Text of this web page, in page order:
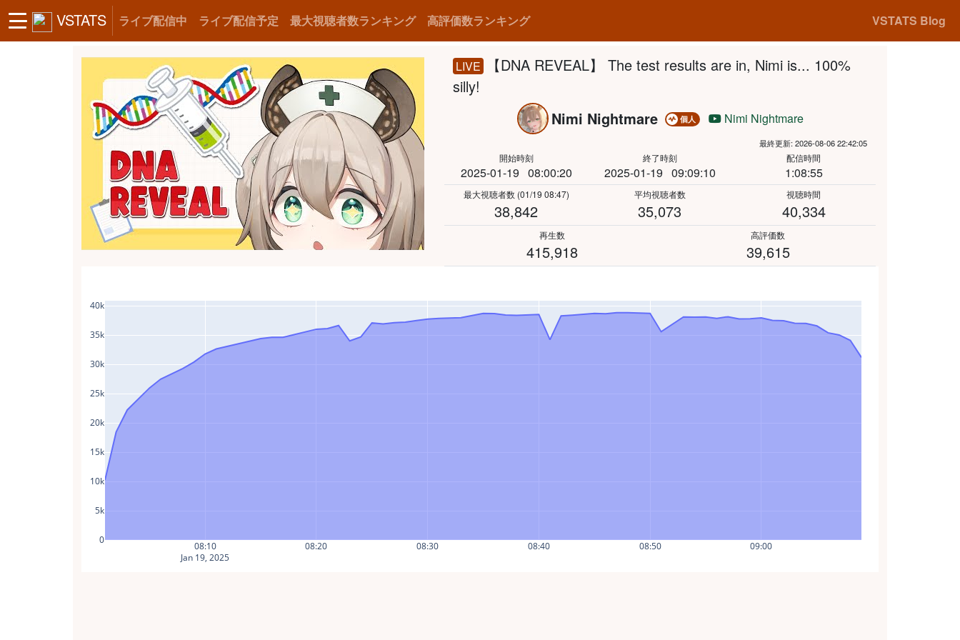
VSTATS ライブ配信中 ライブ配信予定 最大視聴者数ランキング 高評価数ランキング VSTATS Blog
LIVE
【DNA REVEAL】 The test results are in, Nimi is... 100%
silly!
Nimi Nightmare
個人 Nimi Nightmare
最終更新: 2026-08-06 22:42:05
開始時刻
2025-01-19 08:00:20
終了時刻
2025-01-19 09:09:10
配信時間
1:08:55
最大視聴者数 (01/19 08:47)
38,842
平均視聴者数
35,073
視聴時間
40,334
再生数
415,918
高評価数
39,615
08:10
Jan 19, 2025
08:20 08:30 08:40 08:50 09:00
0
5k
10k
15k
20k
25k
30k
35k
40k